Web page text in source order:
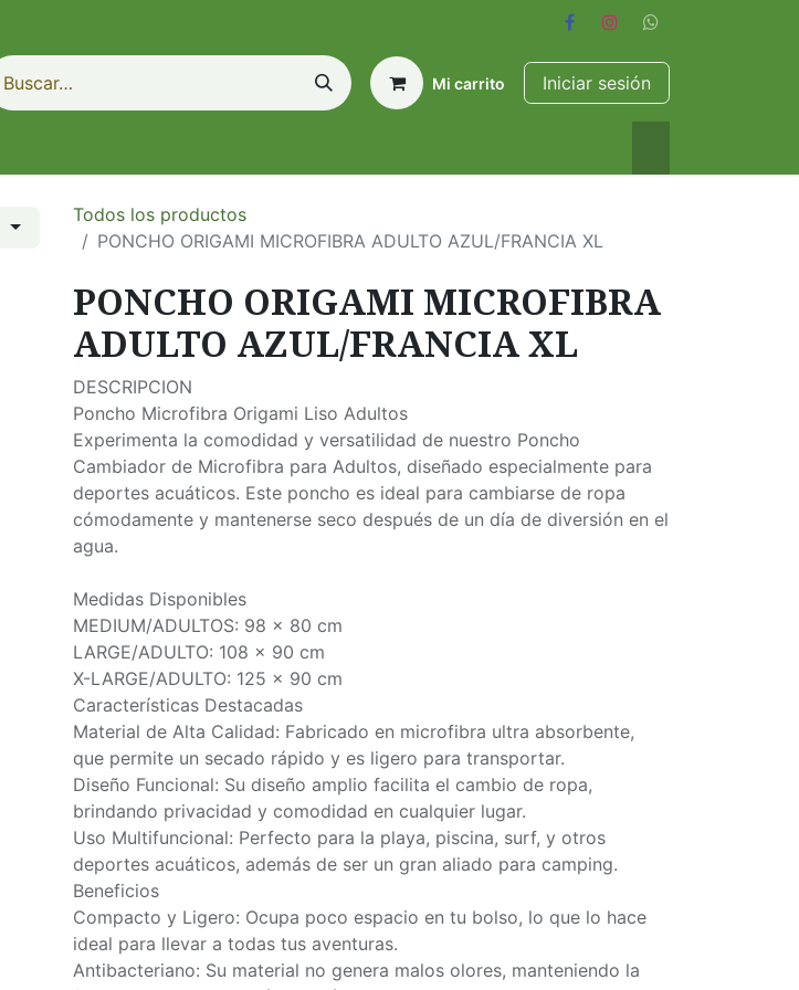
Mi carrito Iniciar sesión
Todos los productos
PONCHO ORIGAMI MICROFIBRA ADULTO AZUL/FRANCIA XL
PONCHO ORIGAMI MICROFIBRA
ADULTO AZUL/FRANCIA XL
DESCRIPCION
Poncho Microfibra Origami Liso Adultos
Experimenta la comodidad y versatilidad de nuestro Poncho
Cambiador de Microfibra para Adultos, diseñado especialmente para
deportes acuáticos. Este poncho es ideal para cambiarse de ropa
cómodamente y mantenerse seco después de un día de diversión en el
agua.
Medidas Disponibles
MEDIUM/ADULTOS: 98 x 80 cm
LARGE/ADULTO: 108 x 90 cm
X-LARGE/ADULTO: 125 x 90 cm
Características Destacadas
Material de Alta Calidad: Fabricado en microfibra ultra absorbente,
que permite un secado rápido y es ligero para transportar.
Diseño Funcional: Su diseño amplio facilita el cambio de ropa,
brindando privacidad y comodidad en cualquier lugar.
Uso Multifuncional: Perfecto para la playa, piscina, surf, y otros
deportes acuáticos, además de ser un gran aliado para camping.
Beneficios
Compacto y Ligero: Ocupa poco espacio en tu bolso, lo que lo hace
ideal para llevar a todas tus aventuras.
Antibacteriano: Su material no genera malos olores, manteniendo la